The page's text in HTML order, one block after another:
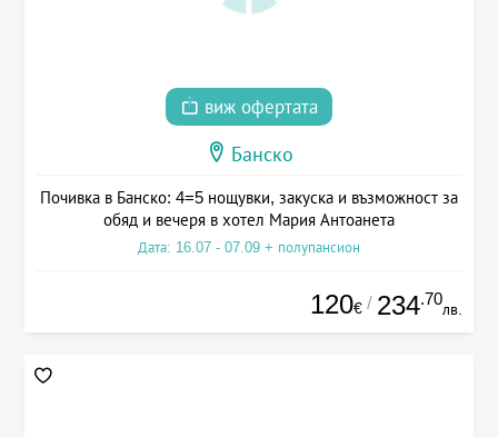
виж офертата
Банско
Почивка в Банско: 4=5 нощувки, закуска и възможност за
обяд и вечеря в хотел Мария Антоанета
Дата: 16.07 - 07.09 + полупансион
120€ / 234.70
лв.